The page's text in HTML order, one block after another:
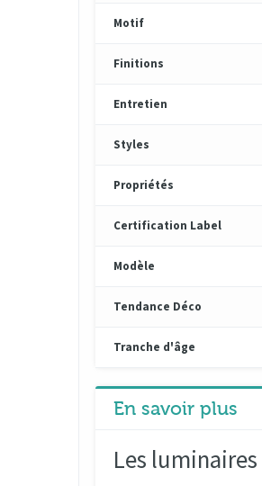
Motif
Finitions
Entretien
Styles
Propriétés
Certification Label
Modèle
Tendance Déco
Tranche d'âge
En savoir plus
Les